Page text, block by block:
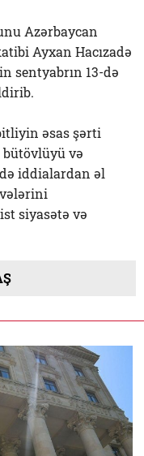
Azərbaycan
Ayxan Hacızadə
sentyabrın 13-də
əsas şərti
bütövlüyü və
iddialardan əl
siyasətə və